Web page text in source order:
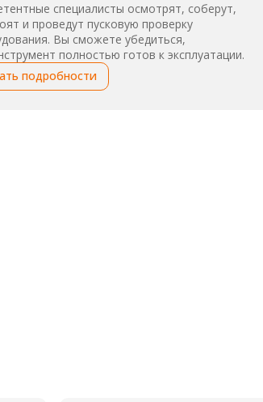
специалисты осмотрят, соберут,
и проведут пусковую проверку
Вы сможете убедиться,
полностью готов к эксплуатации.
подробности